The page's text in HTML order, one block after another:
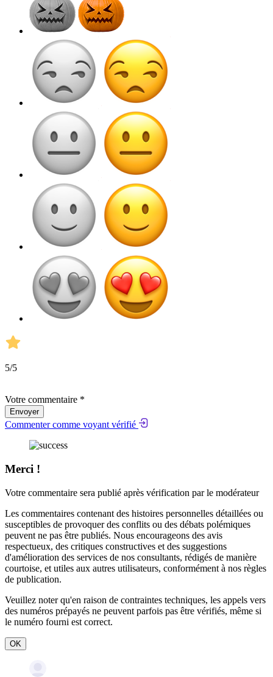
5/5
Votre commentaire *
Envoyer
Commenter comme voyant vérifié
Merci !
Votre commentaire sera publié après vérification par le modérateur
Les commentaires contenant des histoires personnelles détaillées ou
susceptibles de provoquer des conflits ou des débats polémiques
peuvent ne pas être publiés. Nous encourageons des avis
respectueux, des critiques constructives et des suggestions
d'amélioration des services de nos consultants, rédigés de manière
courtoise, et utiles aux autres utilisateurs, conformément à nos règles
de publication.
Veuillez noter qu'en raison de contraintes techniques, les appels vers
des numéros prépayés ne peuvent parfois pas être vérifiés, même si
le numéro fourni est correct.
OK